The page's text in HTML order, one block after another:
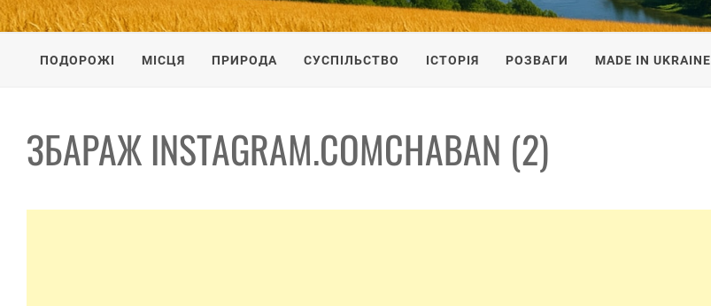
ПОДОРОЖІ МІСЦЯ ПРИРОДА СУСПІЛЬСТВО ІСТОРІЯ РОЗВАГИ MADE IN UKRAINE
ЗБАРАЖ INSTAGRAM.COMCHABAN (2)